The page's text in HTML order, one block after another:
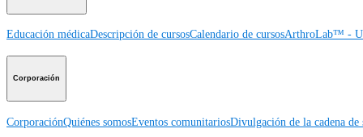
Educación médicaDescripción de cursosCalendario de cursosArthroLab™ -
Corporación
CorporaciónQuiénes somosEventos comunitariosDivulgación de la cadena